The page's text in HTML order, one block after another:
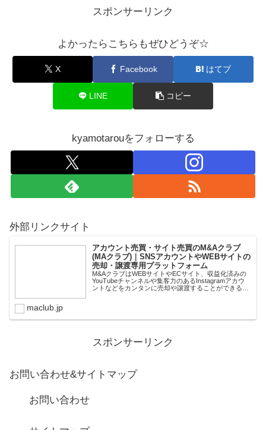
スポンサーリンク
よかったらこちらもぜひどうぞ☆
X Facebook はてブ
LINE コピー
kyamotarouをフォローする
外部リンクサイト
アカウント売買・サイト売買のM&Aクラブ
(MAクラブ)｜SNSアカウントやWEBサイトの
売却・譲渡専用プラットフォーム
M&AクラブはWEBサイトやECサイト、収益化済みの
YouTubeチャンネルや集客力のあるInstagramアカウ
ントなどをカンタンに売却や譲渡することができるプ
maclub.jp
スポンサーリンク
お問い合わせ&サイトマップ
お問い合わせ